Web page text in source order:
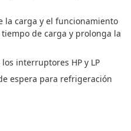
carga y el funcionamiento
de carga y prolonga la
interruptores HP y LP
espera para refrigeración